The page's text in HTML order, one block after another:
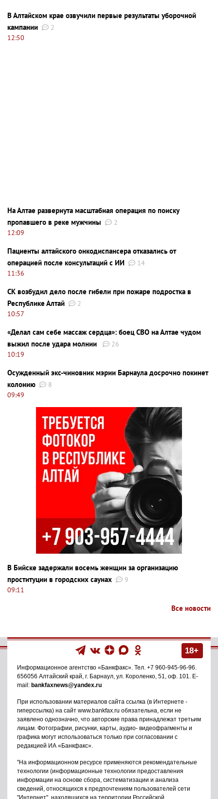
В Алтайском крае озвучили первые результаты уборочной
кампании
2
12:50
На Алтае развернута масштабная операция по поиску
пропавшего в реке мужчины
2
12:09
Пациенты алтайского онкодиспансера отказались от
операцией после консультаций с ИИ
14
11:36
СК возбудил дело после гибели при пожаре подростка в
Республике Алтай
2
10:57
«Делал сам себе массаж сердца»: боец СВО на Алтае чудом
выжил после удара молнии
26
10:19
Осужденный экс-чиновник мэрии Барнаула досрочно покинет
колонию
8
09:49
В Бийске задержали восемь женщин за организацию
проституции в городских саунах
9
09:11
Все новости
18+
Информационное агентство «Банкфакс» . Тел. +7 960-945-96-96
656056 Алтайский край, г. Барнаул ул. Короленко, 51, оф. 101
. E-
mail: bankfaxnews@yandex.ru
При использовании материалов сайта ссылка (в Интернете -
гиперссылка) на сайт www.bankfax.ru обязательна, если не
заявлено однозначно, что авторские права принадлежат третьим
лицам. Фотографии, рисунки, карты, аудио- видеофрагменты и
графика могут использоваться только при согласовании с
редакцией ИА «Банкфакс».
"На информационном ресурсе применяются рекомендательные
технологии (информационные технологии предоставления
информации на основе сбора, систематизации и анализа
сведений, относящихся к предпочтениям пользователей сети
"Интернет", находящихся на территории Российской